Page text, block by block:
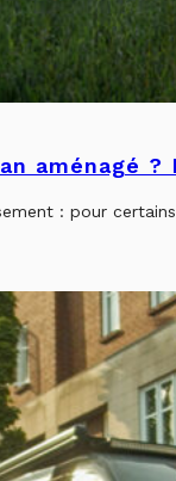
aménagé
: pour